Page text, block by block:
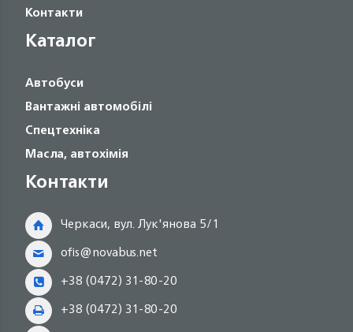
Контакти
Каталог
Автобуси
Вантажні автомобілі
Спецтехніка
Масла, автохімія
Контакти
Черкаси, вул. Лук'янова 5/1
ofis@novabus.net
+38 (0472) 31-80-20
+38 (0472) 31-80-20